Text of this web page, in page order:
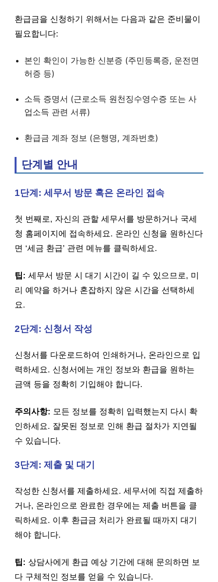
환급금을 신청하기 위해서는 다음과 같은 준비물이
필요합니다:
본인 확인이 가능한 신분증 (주민등록증, 운전면
허증 등)
소득 증명서 (근로소득 원천징수영수증 또는 사
업소득 관련 서류)
환급금 계좌 정보 (은행명, 계좌번호)
단계별 안내
1단계: 세무서 방문 혹은 온라인 접속
첫 번째로, 자신의 관할 세무서를 방문하거나 국세
청 홈페이지에 접속하세요. 온라인 신청을 원하신다
면 ‘세금 환급’ 관련 메뉴를 클릭하세요.
팁: 세무서 방문 시 대기 시간이 길 수 있으므로, 미
리 예약을 하거나 혼잡하지 않은 시간을 선택하세
요.
2단계: 신청서 작성
신청서를 다운로드하여 인쇄하거나, 온라인으로 입
력하세요. 신청서에는 개인 정보와 환급을 원하는
금액 등을 정확히 기입해야 합니다.
주의사항: 모든 정보를 정확히 입력했는지 다시 확
인하세요. 잘못된 정보로 인해 환급 절차가 지연될
수 있습니다.
3단계: 제출 및 대기
작성한 신청서를 제출하세요. 세무서에 직접 제출하
거나, 온라인으로 완료한 경우에는 제출 버튼을 클
릭하세요. 이후 환급금 처리가 완료될 때까지 대기
해야 합니다.
팁: 상담사에게 환급 예상 기간에 대해 문의하면 보
다 구체적인 정보를 얻을 수 있습니다.